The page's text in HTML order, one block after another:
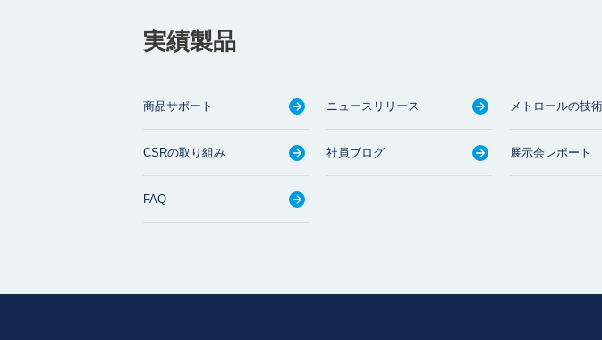
実績製品
商品サポート ニュースリリース メトロールの技術
CSRの取り組み 社員ブログ 展示会レポート
FAQ